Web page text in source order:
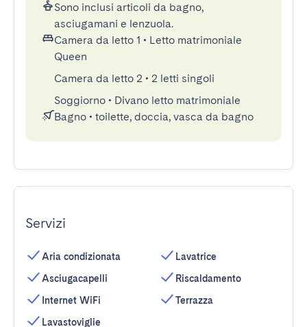
Sono inclusi articoli da bagno,
asciugamani e lenzuola.
Camera da letto 1 • Letto matrimoniale
Queen
Camera da letto 2 • 2 letti singoli
Soggiorno • Divano letto matrimoniale
Bagno • toilette, doccia, vasca da bagno
Servizi
Aria condizionata
Asciugacapelli
Internet WiFi
Lavastoviglie
Lavatrice
Riscaldamento
Terrazza